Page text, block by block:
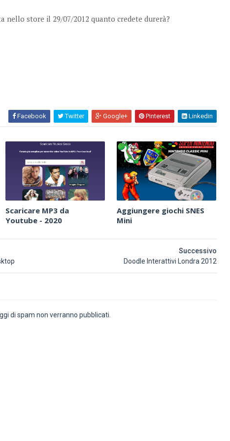
nello store il 29/07/2012 quanto credete durerà?
Facebook Twitter Google+ Pinterest Linkedin
Scaricare MP3 da
Youtube - 2020
Aggiungere giochi SNES
Mini
Successivo
Doodle Interattivi Londra 2012
di spam non verranno pubblicati.